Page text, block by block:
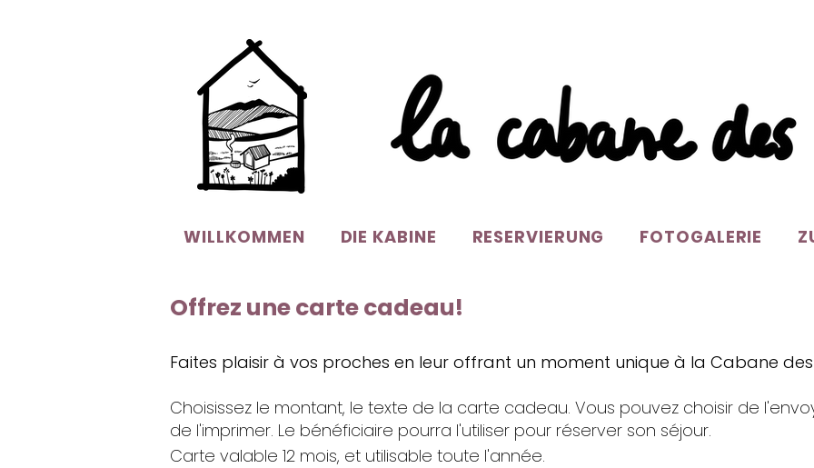
WILLKOMMEN DIE KABINE RESERVIERUNG FOTOGALERIE
Offrez une carte cadeau!
Faites plaisir à vos proches en leur offrant un moment unique à la Cabane des
Choisissez le montant, le texte de la carte cadeau. Vous pouvez choisir de
de l'imprimer. Le bénéficiaire pourra l'utiliser pour réserver son séjour.
Carte valable 12 mois, et utilisable toute l'année.